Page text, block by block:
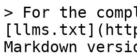
> For the
Markdown